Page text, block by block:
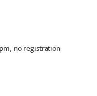
no registration